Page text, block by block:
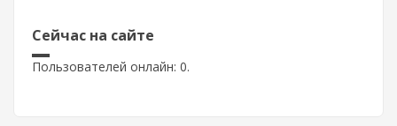
Сейчас на сайте
Пользователей онлайн: 0.